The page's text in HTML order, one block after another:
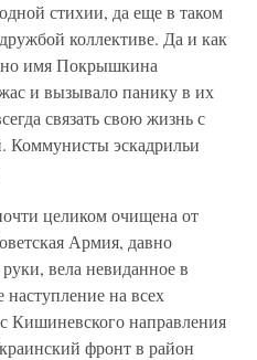
стихии, да еще в таком
коллективе. Да и как
имя Покрышкина
и вызывало панику в их
связать свою жизнь с
Коммунисты эскадрильи
целиком очищена от
Армия, давно
вела невиданное в
на всех
Кишиневского направления
фронт в район